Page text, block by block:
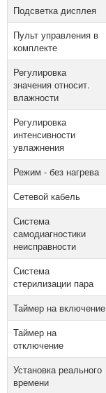
Подсветка дисплея
Пульт управления в
комплекте
Регулировка
значения относит.
влажности
Регулировка
интенсивности
увлажнения
Режим - без нагрева
Сетевой кабель
Система
самодиагностики
неисправности
Система
стерилизации пара
Таймер на включение
Таймер на
отключение
Установка реального
времени